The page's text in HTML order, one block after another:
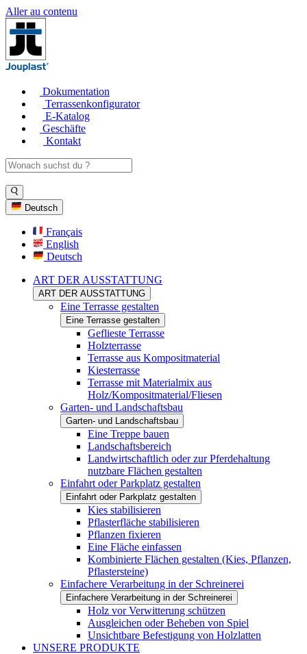
Aller au contenu
Dokumentation
Terrassenkonfigurator
E-Katalog
Geschäfte
Kontakt
Deutsch
Français
English
Deutsch
ART DER AUSSTATTUNG
ART DER AUSSTATTUNG
Eine Terrasse gestalten
Eine Terrasse gestalten
Geflieste Terrasse
Holzterrasse
Terrasse aus Kompositmaterial
Kiesterrasse
Terrasse mit Materialmix aus
Holz/Kompositmaterial/Fliesen
Garten- und Landschaftsbau
Garten- und Landschaftsbau
Eine Treppe bauen
Landschaftsbereich
Landwirtschaftlich oder zur Pferdehaltung
nutzbare Flächen gestalten
Einfahrt oder Parkplatz gestalten
Einfahrt oder Parkplatz gestalten
Kies stabilisieren
Pflasterfläche stabilisieren
Pflanzen fixieren
Eine Fläche einfassen
Kombinierte Flächen gestalten (Kies, Pflanzen,
Pflastersteine)
Einfachere Verarbeitung in der Schreinerei
Einfachere Verarbeitung in der Schreinerei
Holz vor Verwitterung schützen
Ausgleichen oder Beheben von Spiel
Unsichtbare Befestigung von Holzlatten
UNSERE PRODUKTE